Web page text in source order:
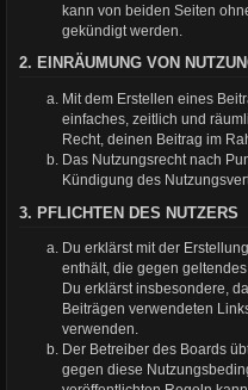
kann von beiden Seiten
gekündigt werden.
2. EINRÄUMUNG VON
Mit dem Erstellen eines
einfaches, zeitlich und
Recht, deinen Beitrag im
Das Nutzungsrecht nach
Kündigung des
3. PFLICHTEN DES NUTZERS
Du erklärst mit der
enthält, die gegen
Du erklärst insbesondere,
Beiträgen verwendeten
verwenden.
Der Betreiber des Boards
gegen diese